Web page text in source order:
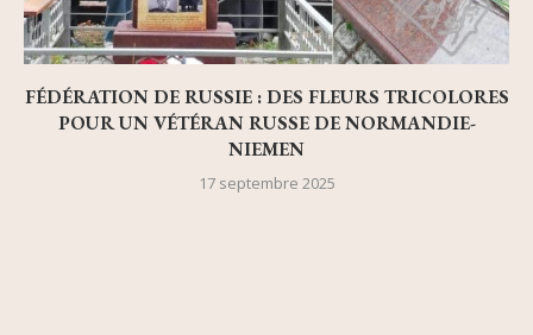
FÉDÉRATION DE RUSSIE : DES FLEURS TRICOLORES
POUR UN VÉTÉRAN RUSSE DE NORMANDIE-
NIEMEN
17 septembre 2025